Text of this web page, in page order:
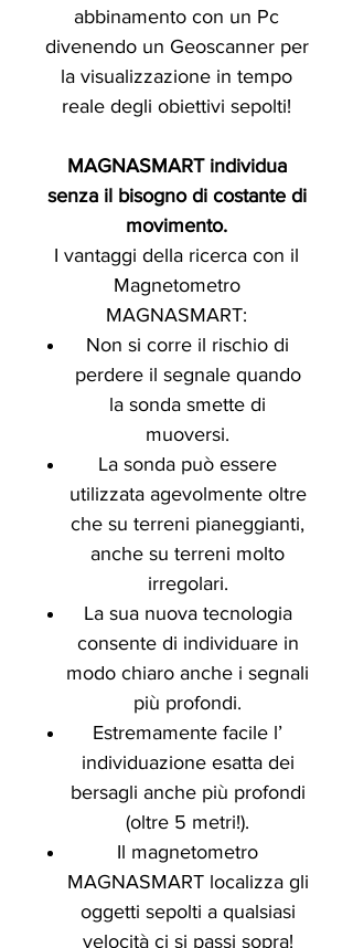
abbinamento con un Pc
divenendo un Geoscanner per
la visualizzazione in tempo
reale degli obiettivi sepolti!
MAGNASMART individua
senza il bisogno di costante di
movimento.
I vantaggi della ricerca con il
Magnetometro
MAGNASMART:
Non si corre il rischio di
perdere il segnale quando
la sonda smette di
muoversi.
La sonda può essere
utilizzata agevolmente oltre
che su terreni pianeggianti,
anche su terreni molto
irregolari.
La sua nuova tecnologia
consente di individuare in
modo chiaro anche i segnali
più profondi.
Estremamente facile l’
individuazione esatta dei
bersagli anche più profondi
(oltre 5 metri!).
Il magnetometro
MAGNASMART localizza gli
oggetti sepolti a qualsiasi
velocità ci si passi sopra!